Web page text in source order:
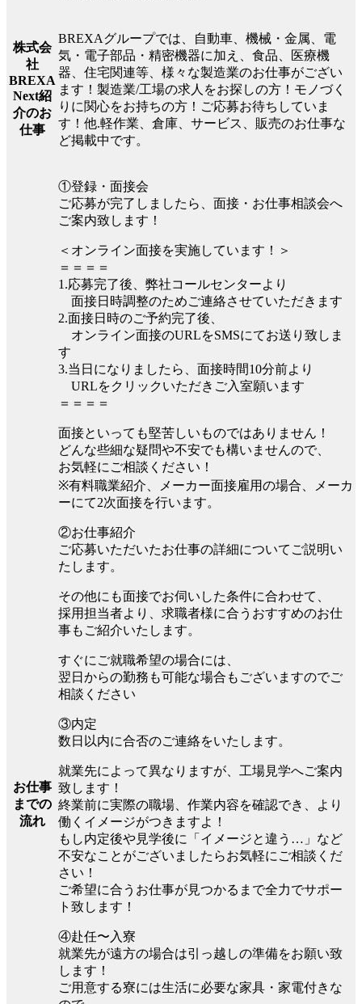
株式会
社
BREXA
Next紹
介のお
仕事
BREXAグループでは、自動車、機械・金属、電
気・電子部品・精密機器に加え、食品、医療機
器、住宅関連等、様々な製造業のお仕事がござい
ます！製造業/工場の求人をお探しの方！モノづく
りに関心をお持ちの方！ご応募お待ちしていま
す！他.軽作業、倉庫、サービス、販売のお仕事な
ど掲載中です。
お仕事
までの
流れ
①登録・面接会
ご応募が完了しましたら、面接・お仕事相談会へ
ご案内致します！
＜オンライン面接を実施しています！＞
＝＝＝＝
1.応募完了後、弊社コールセンターより
面接日時調整のためご連絡させていただきます
2.面接日時のご予約完了後、
オンライン面接のURLをSMSにてお送り致しま
す
3.当日になりましたら、面接時間10分前より
URLをクリックいただきご入室願います
＝＝＝＝
面接といっても堅苦しいものではありません！
どんな些細な疑問や不安でも構いませんので、
お気軽にご相談ください！
※有料職業紹介、メーカー面接雇用の場合、メーカ
ーにて2次面接を行います。
②お仕事紹介
ご応募いただいたお仕事の詳細についてご説明い
たします。
その他にも面接でお伺いした条件に合わせて、
採用担当者より、求職者様に合うおすすめのお仕
事もご紹介いたします。
すぐにご就職希望の場合には、
翌日からの勤務も可能な場合もございますのでご
相談ください
③内定
数日以内に合否のご連絡をいたします。
就業先によって異なりますが、工場見学へご案内
致します！
終業前に実際の職場、作業内容を確認でき、より
働くイメージがつきますよ！
もし内定後や見学後に「イメージと違う…」など
不安なことがございましたらお気軽にご相談くだ
さい！
ご希望に合うお仕事が見つかるまで全力でサポー
ト致します！
④赴任〜入寮
就業先が遠方の場合は引っ越しの準備をお願い致
します！
ご用意する寮には生活に必要な家具・家電付きな